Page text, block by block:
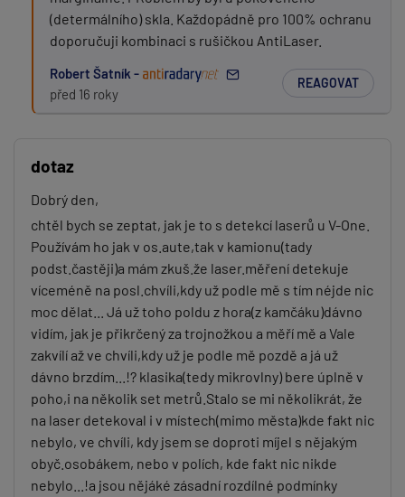
(determálního) skla. Každopádně pro 100% ochranu
doporučuji kombinaci s rušičkou AntiLaser.
Robert Šatník -
před 16 roky
REAGOVAT
dotaz
Dobrý den,
chtěl bych se zeptat, jak je to s detekcí laserů u V-One.
Používám ho jak v os.aute,tak v kamionu(tady
podst.častěji)a mám zkuš.že laser.měření detekuje
víceméně na posl.chvíli,kdy už podle mě s tím néjde nic
moc dělat... Já už toho poldu z hora(z kamčáku)dávno
vidím, jak je přikrčený za trojnožkou a měří mě a Vale
zakvílí až ve chvíli,kdy už je podle mě pozdě a já už
dávno brzdím...!? klasika(tedy mikrovlny) bere úplně v
poho,i na několik set metrů.Stalo se mi několikrát, že
na laser detekoval i v místech(mimo města)kde fakt nic
nebylo, ve chvíli, kdy jsem se doproti míjel s nějakým
obyč.osobákem, nebo v polích, kde fakt nic nikde
nebylo...!a jsou nějáké zásadní rozdílné podmínky